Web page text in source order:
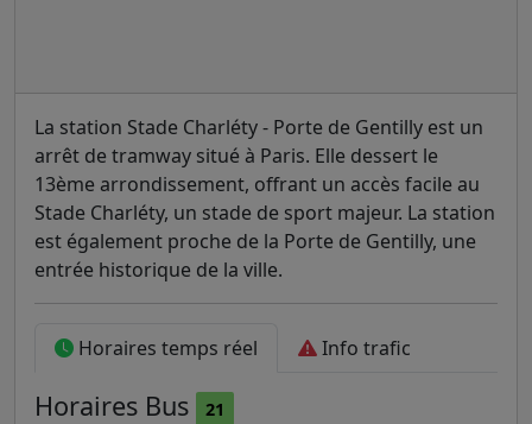
La station Stade Charléty - Porte de Gentilly est un
arrêt de tramway situé à Paris. Elle dessert le
13ème arrondissement, offrant un accès facile au
Stade Charléty, un stade de sport majeur. La station
est également proche de la Porte de Gentilly, une
entrée historique de la ville.
Horaires temps réel Info trafic
Horaires Bus 21